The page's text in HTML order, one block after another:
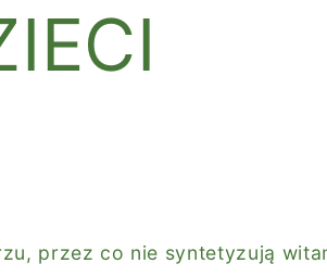
przez co nie syntetyzują